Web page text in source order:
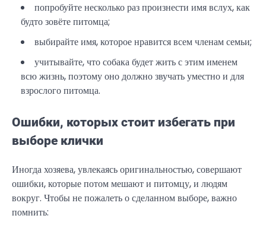
попробуйте несколько раз произнести имя вслух, как
будто зовёте питомца;
выбирайте имя, которое нравится всем членам семьи;
учитывайте, что собака будет жить с этим именем
всю жизнь, поэтому оно должно звучать уместно и для
взрослого питомца.
Ошибки, которых стоит избегать при
выборе клички
Иногда хозяева, увлекаясь оригинальностью, совершают
ошибки, которые потом мешают и питомцу, и людям
вокруг. Чтобы не пожалеть о сделанном выборе, важно
помнить: